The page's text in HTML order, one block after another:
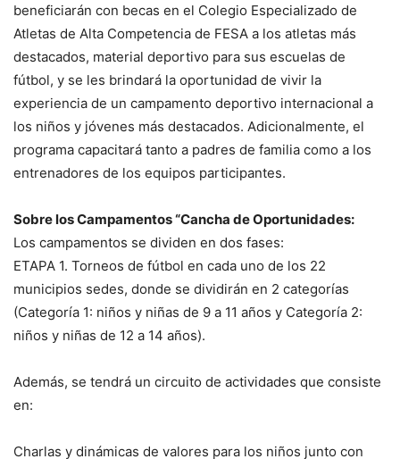
beneficiarán con becas en el Colegio Especializado de
Atletas de Alta Competencia de FESA a los atletas más
destacados, material deportivo para sus escuelas de
fútbol, y se les brindará la oportunidad de vivir la
experiencia de un campamento deportivo internacional a
los niños y jóvenes más destacados. Adicionalmente, el
programa capacitará tanto a padres de familia como a los
entrenadores de los equipos participantes.
Sobre los Campamentos “Cancha de Oportunidades:
Los campamentos se dividen en dos fases:
ETAPA 1. Torneos de fútbol en cada uno de los 22
municipios sedes, donde se dividirán en 2 categorías
(Categoría 1: niños y niñas de 9 a 11 años y Categoría 2:
niños y niñas de 12 a 14 años).
Además, se tendrá un circuito de actividades que consiste
en:
Charlas y dinámicas de valores para los niños junto con